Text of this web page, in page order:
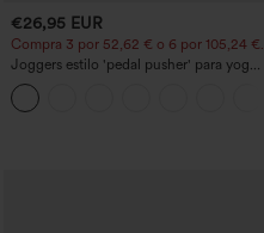
€26,95 EUR
Compra 3 por 52,62 € o 6 por 105,24 €.
Joggers estilo 'pedal pusher' para yoga
de talle alto, fruncidos y jaspeados, con
bolsillos